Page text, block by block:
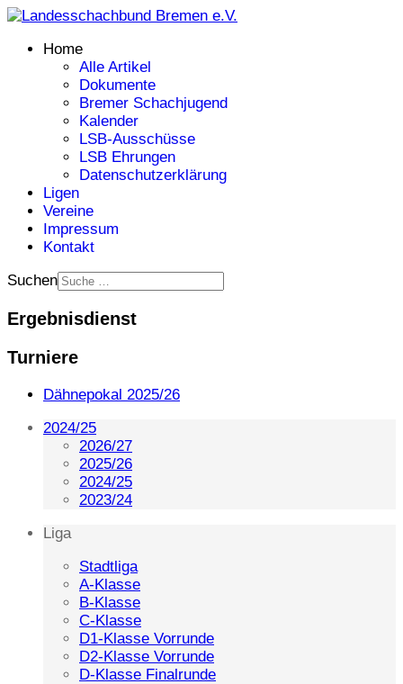
Home
Alle Artikel
Dokumente
Bremer Schachjugend
Kalender
LSB-Ausschüsse
LSB Ehrungen
Datenschutzerklärung
Ligen
Vereine
Impressum
Kontakt
Suchen
Ergebnisdienst
Turniere
Dähnepokal 2025/26
2024/25
2026/27
2025/26
2024/25
2023/24
Liga
Stadtliga
A-Klasse
B-Klasse
C-Klasse
D1-Klasse Vorrunde
D2-Klasse Vorrunde
D-Klasse Finalrunde